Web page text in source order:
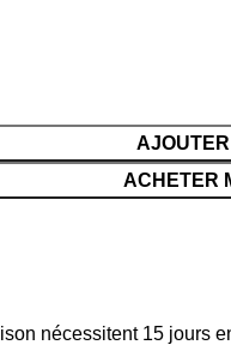
ACHETER
nécessitent 15 jours